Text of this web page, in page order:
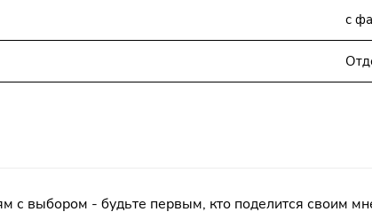
с
с выбором - будьте первым, кто поделится своим